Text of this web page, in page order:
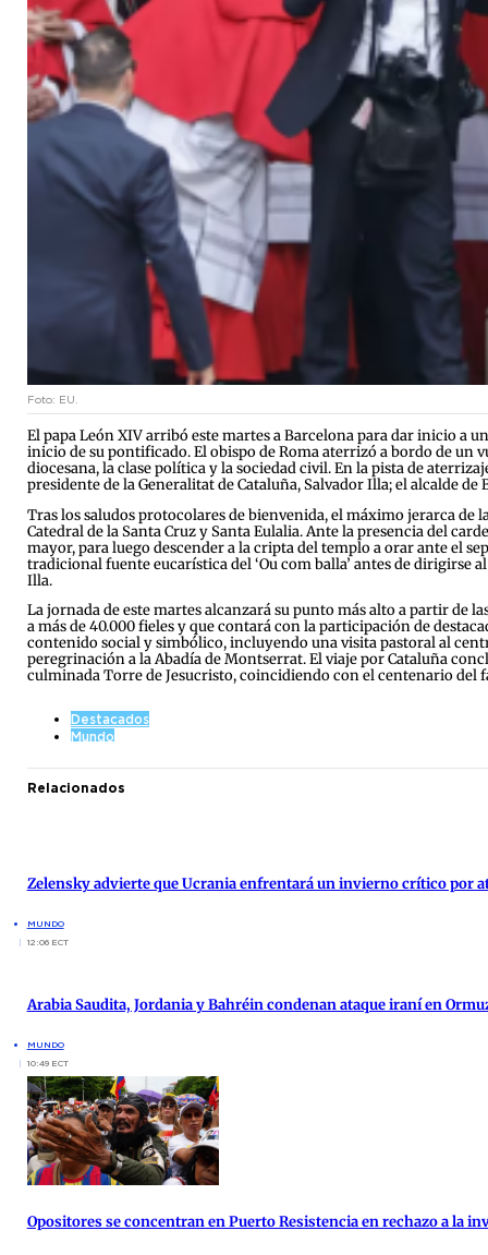
Foto: EU.
El papa León XIV arribó este martes a Barcelona para dar inicio a
inicio de su pontificado. El obispo de Roma aterrizó a bordo de un
diocesana, la clase política y la sociedad civil. En la pista de
presidente de la Generalitat de Cataluña, Salvador Illa; el alcalde
Tras los saludos protocolares de bienvenida, el máximo jerarca
Catedral de la Santa Cruz y Santa Eulalia. Ante la presencia del
mayor, para luego descender a la cripta del templo a orar ante el
tradicional fuente eucarística del ‘Ou com balla’ antes de
Illa.
La jornada de este martes alcanzará su punto más alto a partir de
a más de 40.000 fieles y que contará con la participación de
contenido social y simbólico, incluyendo una visita pastoral al
peregrinación a la Abadía de Montserrat. El viaje por Cataluña
culminada Torre de Jesucristo, coincidiendo con el centenario del
Destacados
Mundo
Relacionados
Zelensky advierte que Ucrania enfrentará un invierno crítico por
MUNDO
12:06 ECT
Arabia Saudita, Jordania y Bahréin condenan ataque iraní en
MUNDO
10:49 ECT
Opositores se concentran en Puerto Resistencia en rechazo a la